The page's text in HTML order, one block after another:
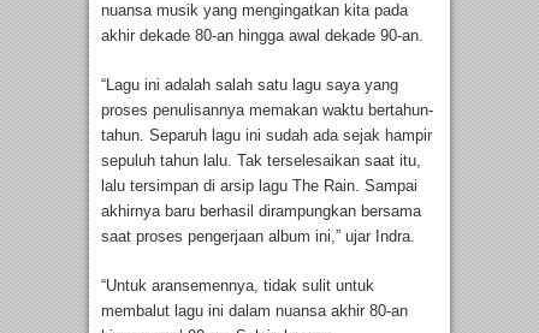
nuansa musik yang mengingatkan kita pada
akhir dekade 80-an hingga awal dekade 90-an.
“Lagu ini adalah salah satu lagu saya yang
proses penulisannya memakan waktu bertahun-
tahun. Separuh lagu ini sudah ada sejak hampir
sepuluh tahun lalu. Tak terselesaikan saat itu,
lalu tersimpan di arsip lagu The Rain. Sampai
akhirnya baru berhasil dirampungkan bersama
saat proses pengerjaan album ini,” ujar Indra.
“Untuk aransemennya, tidak sulit untuk
membalut lagu ini dalam nuansa akhir 80-an